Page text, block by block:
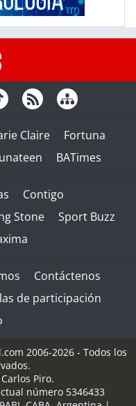
Claire
Fortuna
BATimes
Contigo
Stone
Sport Buzz
Contáctenos
de participación
2006-2026 - Todos los
Piro.
número 5346433